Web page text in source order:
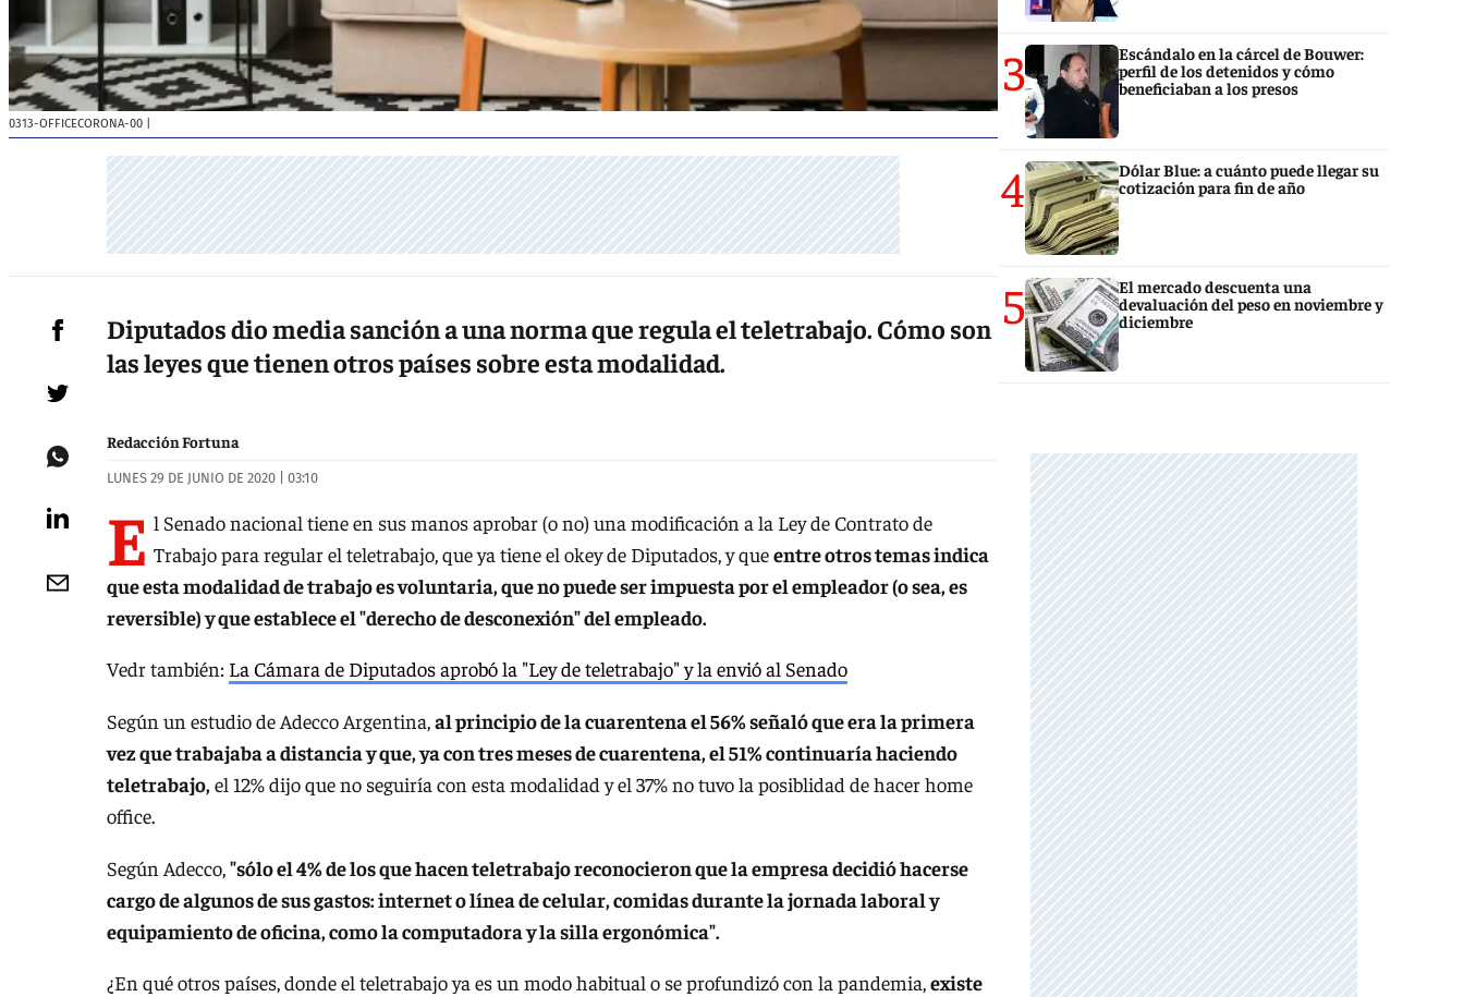
0313-OFFICECORONA-00
Diputados dio media sanción a una norma que regula el teletrabajo. Cómo son
las leyes que tienen otros países sobre esta modalidad.
Redacción Fortuna
LUNES 29 DE JUNIO DE 2020 | 03:10
E l Senado nacional tiene en sus manos aprobar (o no) una modificación a la Ley de Contrato de
Trabajo para regular el teletrabajo, que ya tiene el okey de Diputados, y queentre otros temas indica
que esta modalidad de trabajo es voluntaria, que no puede ser impuesta por el empleador (o sea, es
reversible) y que establece el "derecho de desconexión" del empleado.
Vedr también: La Cámara de Diputados aprobó la "Ley de teletrabajo" y la envió al Senado
Según un estudio de Adecco Argentina,al principio de la cuarentena el 56% señaló que era la primera
vez que trabajaba a distancia y que, ya con tres meses de cuarentena, el 51% continuaría haciendo
teletrabajo,el 12% dijo que no seguiría con esta modalidad y el 37% no tuvo la posiblidad de hacer home
office.
Según Adecco, "sólo el 4% de los que hacen teletrabajo reconocieron que la empresa decidió hacerse
cargo de algunos de sus gastos: internet o línea de celular, comidas durante la jornada laboral y
equipamiento de oficina, como la computadora y la silla ergonómica".
¿En qué otros países, donde el teletrabajo ya es un modo habitual o se profundizó con la pandemia,existe
3
Escándalo en la cárcel de Bouwer:
perfil de los detenidos y cómo
beneficiaban a los presos
4
Dólar Blue: a cuánto puede llegar su
cotización para fin de año
5
El mercado descuenta una
devaluación del peso en noviembre y
diciembre